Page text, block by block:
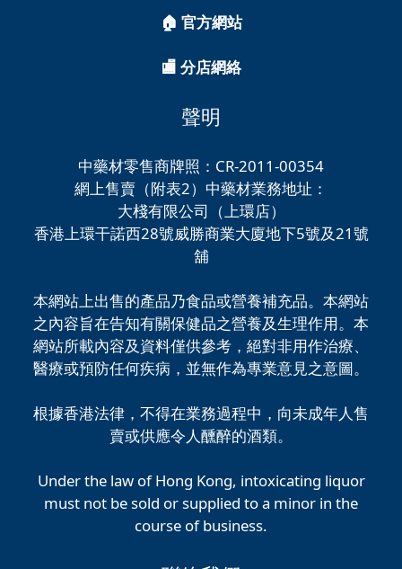
🏠 官方網站
🏬 分店網絡
聲明
中藥材零售商牌照：CR-2011-00354
網上售賣（附表2）中藥材業務地址：
大棧有限公司（上環店）
香港上環干諾西28號威勝商業大廈地下5號及21號
舖
本網站上出售的產品乃食品或營養補充品。本網站
之內容旨在告知有關保健品之營養及生理作用。本
網站所載內容及資料僅供參考，絕對非用作治療、
醫療或預防任何疾病，並無作為專業意見之意圖。
根據香港法律，不得在業務過程中，向未成年人售
賣或供應令人醺醉的酒類。
Under the law of Hong Kong, intoxicating liquor
must not be sold or supplied to a minor in the
course of business.